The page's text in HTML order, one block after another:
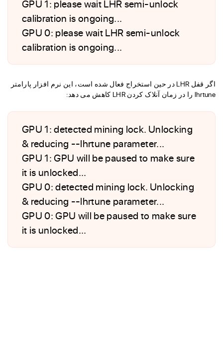
GPU 1: please wait LHR semi-unlock
calibration is ongoing...
GPU 0: please wait LHR semi-unlock
calibration is ongoing...
اگر قفل LHR در حین استخراج فعال شده است، این نرم افزار پارامتر
lhrtune را در زمان آنلاک کردن LHR کاهش می دهد:
GPU 1: detected mining lock. Unlocking
& reducing --lhrtune parameter...
GPU 1: GPU will be paused to make sure
it is unlocked...
GPU 0: detected mining lock. Unlocking
& reducing --lhrtune parameter...
GPU 0: GPU will be paused to make sure
it is unlocked...